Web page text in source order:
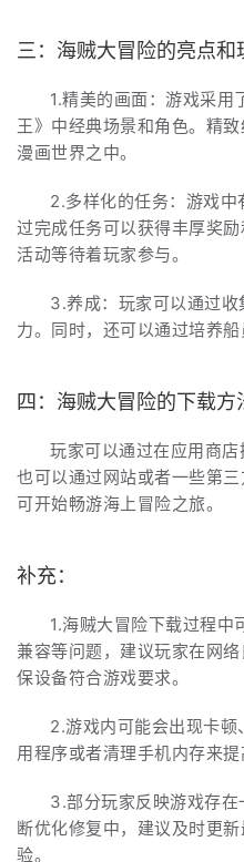
三：海贼大冒险的亮点和
1.精美的画面：游戏采
王》中经典场景和角色。精
漫画世界之中。
2.多样化的任务：游戏
过完成任务可以获得丰厚奖
活动等待着玩家参与。
3.养成：玩家可以通过
力。同时，还可以通过培养
四：海贼大冒险的下载方
玩家可以通过在应用商店
也可以通过网站或者一些第
可开始畅游海上冒险之旅。
补充：
1.海贼大冒险下载过程中
兼容等问题，建议玩家在网
保设备符合游戏要求。
2.游戏内可能会出现卡
用程序或者清理手机内存来提
3.部分玩家反映游戏存
断优化修复中，建议及时更
验。